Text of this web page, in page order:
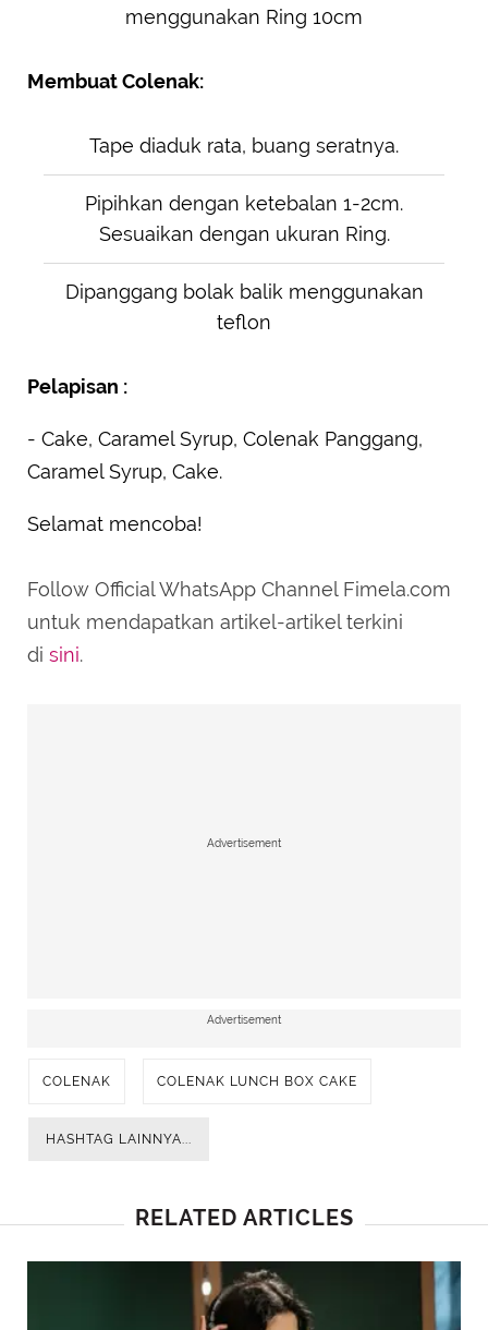
menggunakan Ring 10cm
Membuat Colenak:
Tape diaduk rata, buang seratnya.
Pipihkan dengan ketebalan 1-2cm.
Sesuaikan dengan ukuran Ring.
Dipanggang bolak balik menggunakan
teflon
Pelapisan :
- Cake, Caramel Syrup, Colenak Panggang,
Caramel Syrup, Cake.
Selamat mencoba!
Follow Official WhatsApp Channel Fimela.com
untuk mendapatkan artikel-artikel terkini
di sini.
Advertisement
Advertisement
COLENAK COLENAK LUNCH BOX CAKE
HASHTAG LAINNYA...
RELATED ARTICLES